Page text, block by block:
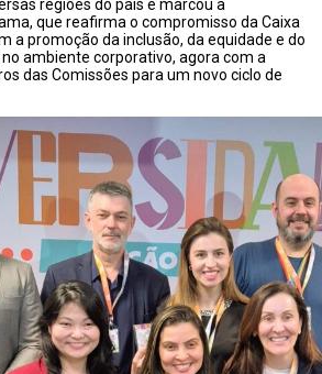
regiões do país e marcou a
que reafirma o compromisso da Caixa
a promoção da inclusão, da equidade e do
ambiente corporativo, agora com a
das Comissões para um novo ciclo de